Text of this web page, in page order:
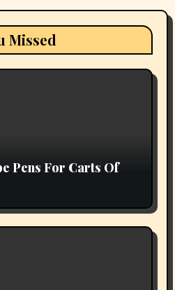
Missed
Pens For Carts Of